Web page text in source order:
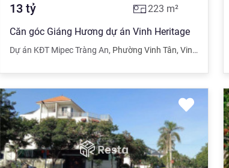
Nghệ An
13 tỷ 223 m²
Căn góc Giáng Hương dự án Vinh Heritage
Dự án KĐT Mipec Tràng An, Phường Vinh Tân,Vinh